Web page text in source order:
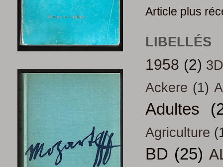
Article plus
LIBELLÉS
1958 (2)
Ackere (1)
Adultes
Agriculture
BD (25)